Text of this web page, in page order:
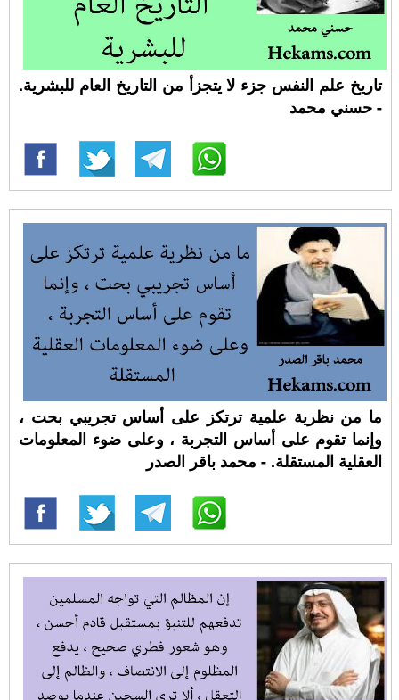
تاريخ علم النفس جزء لا يتجزأ من التاريخ العام للبشرية.
- حسني محمد
ما من نظرية علمية ترتكز على أساس تجريبي بحت ،
وإنما تقوم على أساس التجربة ، وعلى ضوء المعلومات
العقلية المستقلة. - محمد باقر الصدر